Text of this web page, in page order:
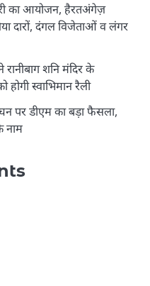
का आयोजन, हैरतअंगेज़
दारों, दंगल विजेताओं व लंगर
शनि मंदिर के
स्वाभिमान रैली
पर डीएम का बड़ा फैसला,
नाम